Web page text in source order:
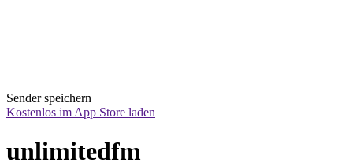
Sender speichern
Kostenlos im App Store laden
unlimitedfm